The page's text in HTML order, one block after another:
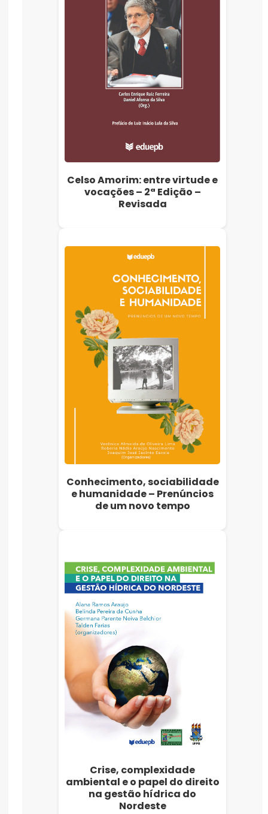
Celso Amorim: entre virtude e
vocações – 2ª Edição –
Revisada
Conhecimento, sociabilidade
e humanidade – Prenúncios
de um novo tempo
Crise, complexidade
ambiental e o papel do direito
na gestão hídrica do
Nordeste